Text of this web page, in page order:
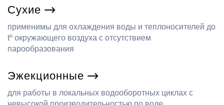
Сухие
применимы для охлаждения воды и теплоносителей до
tº окружающего воздуха с отсутствием
парообразования
Эжекционные
для работы в локальных водооборотных циклах с